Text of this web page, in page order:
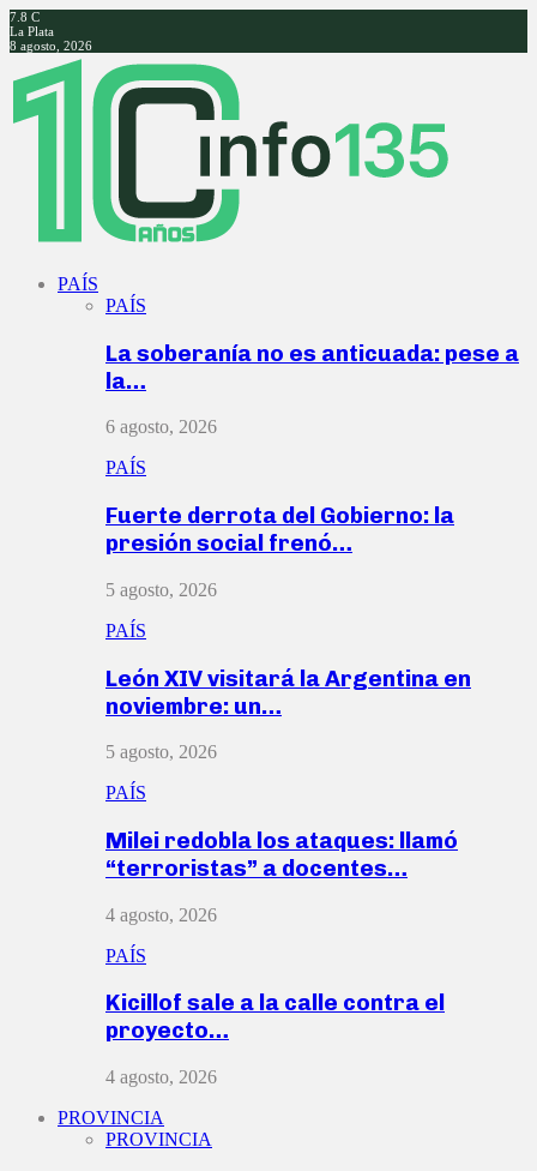
7.8 C
La Plata
8 agosto, 2026
Facebook
Twitter
Instagram
Youtube
PAÍS
PAÍS
La soberanía no es anticuada: pese a
la…
6 agosto, 2026
PAÍS
Fuerte derrota del Gobierno: la
presión social frenó…
5 agosto, 2026
PAÍS
León XIV visitará la Argentina en
noviembre: un…
5 agosto, 2026
PAÍS
Milei redobla los ataques: llamó
“terroristas” a docentes…
4 agosto, 2026
PAÍS
Kicillof sale a la calle contra el
proyecto…
4 agosto, 2026
PROVINCIA
PROVINCIA